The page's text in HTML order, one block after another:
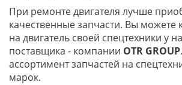
При ремонте двигателя лучше
качественные запчасти. Вы можете
на двигатель своей спецтехники у
поставщика - компании OTR GROUP
ассортимент запчастей на
марок.